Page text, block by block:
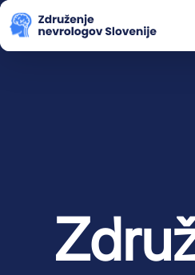
Blog in
Koledar